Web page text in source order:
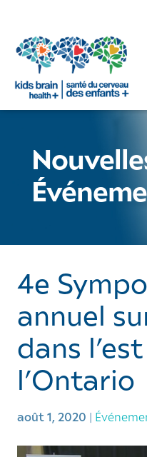
4e
annuel
dans
l’Ontario
août 1, 2020 |